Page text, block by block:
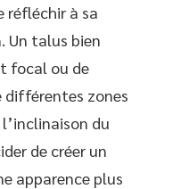
à sa
Un talus bien
focal ou de
différentes zones
du
de créer un
apparence plus